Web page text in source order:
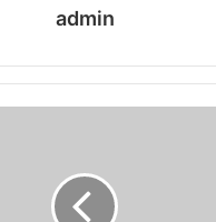
admin